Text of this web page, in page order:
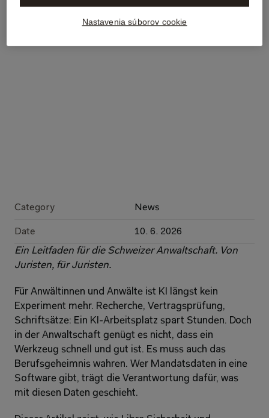
Category News
Date 10. 6. 2026
Ein Leitfaden für die Schweizer Anwaltschaft. Von
Juristen, für Juristen.
Für Anwältinnen und Anwälte ist KI längst kein
Experiment mehr. Recherche, Vertragsprüfung,
Schriftsätze: Ein KI-Arbeitsplatz spart Stunden. Doch
in der Anwaltschaft genügt es nicht, dass ein
Werkzeug schnell und gut ist. Es muss auch das
Berufsgeheimnis wahren. Wer Mandatsdaten in eine
Software gibt, trägt die Verantwortung dafür, was
mit diesen Daten geschieht.
Nastavenia súborov cookie